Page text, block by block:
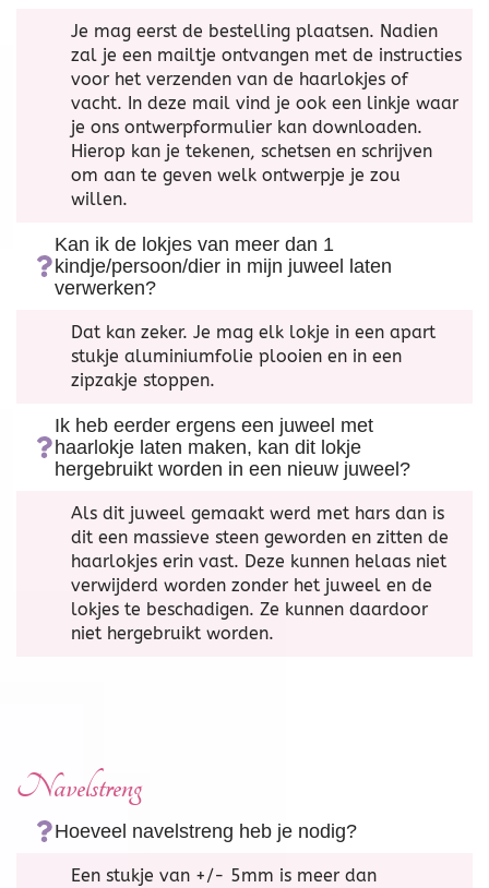
Je mag eerst de bestelling plaatsen. Nadien
zal je een mailtje ontvangen met de instructies
voor het verzenden van de haarlokjes of
vacht. In deze mail vind je ook een linkje waar
je ons ontwerpformulier kan downloaden.
Hierop kan je tekenen, schetsen en schrijven
om aan te geven welk ontwerpje je zou
willen.
Kan ik de lokjes van meer dan 1
kindje/persoon/dier in mijn juweel laten
verwerken?
Dat kan zeker. Je mag elk lokje in een apart
stukje aluminiumfolie plooien en in een
zipzakje stoppen.
Ik heb eerder ergens een juweel met
haarlokje laten maken, kan dit lokje
hergebruikt worden in een nieuw juweel?
Als dit juweel gemaakt werd met hars dan is
dit een massieve steen geworden en zitten de
haarlokjes erin vast. Deze kunnen helaas niet
verwijderd worden zonder het juweel en de
lokjes te beschadigen. Ze kunnen daardoor
niet hergebruikt worden.
Navelstreng
Hoeveel navelstreng heb je nodig?
Een stukje van +/- 5mm is meer dan